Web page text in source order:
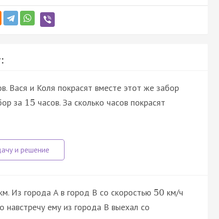
Вася и Коля покрасят вместе этот же забор
за 15 часов. За сколько часов покрасят
Из города A в город B со скоростью 50 км/ч
навстречу ему из города B выехал со